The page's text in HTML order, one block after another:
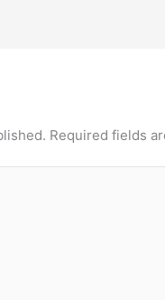
Required fields